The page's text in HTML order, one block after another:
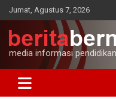
Skip
to
content
Jumat, Agustus 7, 2026
media informasi